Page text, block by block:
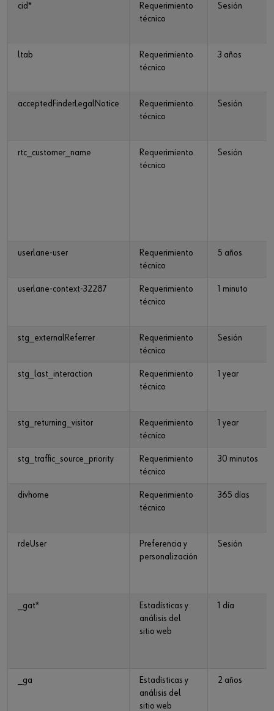
cid*
Requerimiento
técnico
Sesión
ltab
Requerimiento
técnico
3 años
acceptedFinderLegalNotice
Requerimiento
técnico
Sesión
rtc_customer_name
Requerimiento
técnico
Sesión
userlane-user
Requerimiento
técnico
5 años
userlane-context-32287
Requerimiento
técnico
1 minuto
stg_externalReferrer
Requerimiento
técnico
Sesión
stg_last_interaction
Requerimiento
técnico
1 year
stg_returning_visitor
Requerimiento
técnico
1 year
stg_traffic_source_priority
Requerimiento
técnico
30 minutos
divhome
Requerimiento
técnico
365 días
rdeUser
Preferencia y
personalización
Sesión
_gat*
Estadísticas y
análisis del
sitio web
1 día
_ga
Estadísticas y
análisis del
sitio web
2 años